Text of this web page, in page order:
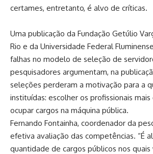
certames, entretanto, é alvo de críticas.
Uma publicação da Fundação Getúlio
Rio e da Universidade Federal
falhas no modelo de seleção de
pesquisadores argumentam, na
seleções perderam a motivação para a
instituídas: escolher os profissionais
ocupar cargos na máquina pública.
Fernando Fontainha, coordenador da
efetiva avaliação das competências. “É
quantidade de cargos públicos nos